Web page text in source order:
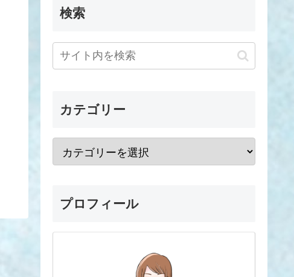
検索
カテゴリー
プロフィール